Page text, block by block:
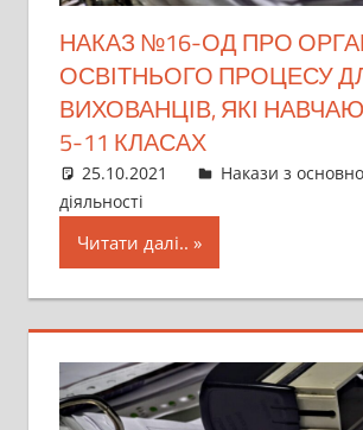
НАКАЗ №16-ОД ПРО
ОСВІТНЬОГО ПРОЦЕСУ
ВИХОВАНЦІВ, ЯКІ
5-11 КЛАСАХ
25.10.2021 director
Накази з
діяльності
Читати далі..